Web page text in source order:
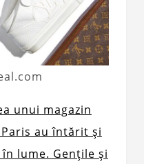
unui magazin
Paris au întărit și
lume. Gențile și